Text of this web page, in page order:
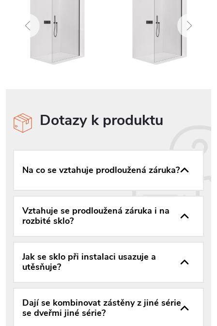
Dotazy k produktu
Na co se vztahuje prodloužená záruka?
Vztahuje se prodloužená záruka i na
rozbité sklo?
Jak se sklo při instalaci usazuje a
utěsňuje?
Dají se kombinovat zástěny z jiné série
se dveřmi jiné série?